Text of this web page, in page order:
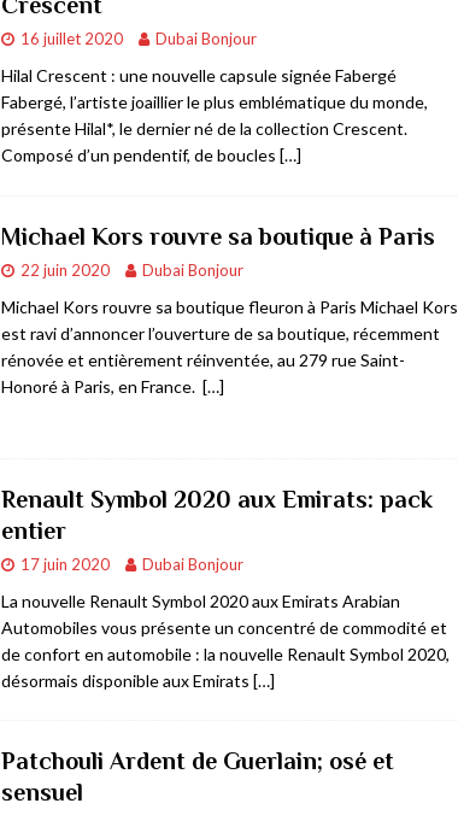
16 juillet 2020 Dubai Bonjour
Hilal Crescent : une nouvelle capsule signée Fabergé
Fabergé, l’artiste joaillier le plus emblématique du monde,
présente Hilal*, le dernier né de la collection Crescent.
Composé d’un pendentif, de boucles […]
Michael Kors rouvre sa boutique à Paris
22 juin 2020 Dubai Bonjour
Michael Kors rouvre sa boutique fleuron à Paris Michael Kors
est ravi d’annoncer l’ouverture de sa boutique, récemment
rénovée et entièrement réinventée, au 279 rue Saint-
Honoré à Paris, en France. […]
Renault Symbol 2020 aux Emirats: pack
entier
17 juin 2020 Dubai Bonjour
La nouvelle Renault Symbol 2020 aux Emirats Arabian
Automobiles vous présente un concentré de commodité et
de confort en automobile : la nouvelle Renault Symbol 2020,
désormais disponible aux Emirats […]
Patchouli Ardent de Guerlain; osé et
sensuel